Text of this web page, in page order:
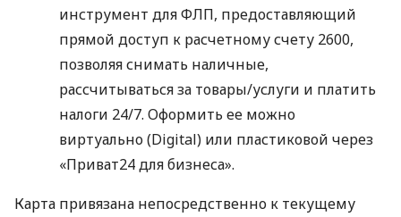
инструмент для ФЛП, предоставляющий
прямой доступ к расчетному счету 2600,
позволяя снимать наличные,
рассчитываться за товары/услуги и платить
налоги 24/7. Оформить ее можно
виртуально (Digital) или пластиковой через
«Приват24 для бизнеса».
Карта привязана непосредственно к текущему